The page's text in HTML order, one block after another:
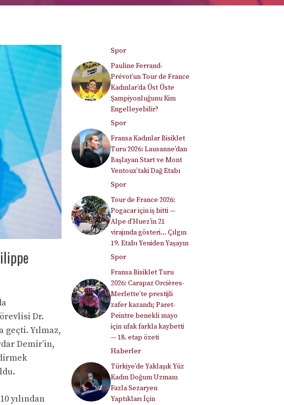
Dr.
geçti. Yılmaz,
Demir’in,
yılından
Spor
Pauline Ferrand-
Prévot’un Tour de France
Kadınlar’da Üst Üste
Şampiyonluğunu Kim
Engelleyebilir?
Spor
Fransa Kadınlar Bisiklet
Turu 2026: Lausanne’dan
Başlayan Start ve Mont
Ventoux’taki Dağ Etabı
Spor
Tour de France 2026:
Pogacar için iş bitti —
Alpe d’Huez’in 21
virajında gösteri… Çılgın
19. Etabı Yeniden Yaşayın
Spor
Fransa Bisiklet Turu
2026: Carapaz Orcières-
Merlette’te prestijli
zafer kazandı; Paret-
Peintre benekli mayo
için ufak farkla kaybetti
— 18. etap özeti
Haberler
Türkiye’de Yaklaşık Yüz
Kadın Doğum Uzmanı
Fazla Sezaryen
Yaptıkları İçin